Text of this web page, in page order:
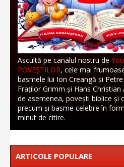
Ascultă pe canalul nostru de
POVEȘTILOR, cele mai
basmele lui Ion Creangă și
Fraților Grimm și Hans
de asemenea, povești biblice și
precum și basme celebre în
minut de citire.
ARTICOLE POPULARE